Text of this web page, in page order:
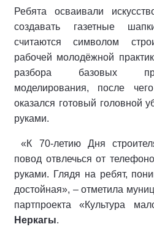
Ребята осваивали
создавать газетные
считаются символом
рабочей молодёжной
разбора базовых
моделирования, после
оказался готовый головной
руками.
«К 70-летию Дня
повод отвлечься от
руками. Глядя на ребят,
достойная», – отметила
партпроекта«Культура
Неркагы.